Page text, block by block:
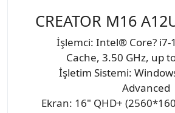
CREATOR M16
İşlemci: Intel® Core? i7-
Cache, 3.50 GHz, up
İşletim Sistemi:
Advanced
Ekran: 16" QHD+